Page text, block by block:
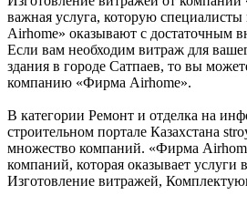
важная услуга, которую
Airhome» оказывают с достаточным
Если вам необходим витраж для
здания в городе Сатпаев, то вы
компанию «Фирма Airhome».
В категории Ремонт и отделка на
строительном портале Казахстана
множество компаний. «Фирма
компаний, которая оказывает услуги
Изготовление витражей,